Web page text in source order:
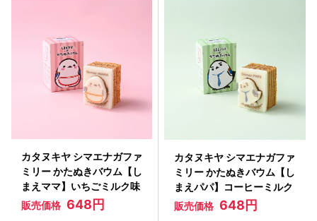
カタヌキヤ シマエナガファ
ミリー かたぬきバウム【し
まえママ】いちごミルク味
販売価格 648円
カタヌキヤ シマエナガファ
ミリー かたぬきバウム【し
まえパパ】コーヒーミルク
販売価格 648円